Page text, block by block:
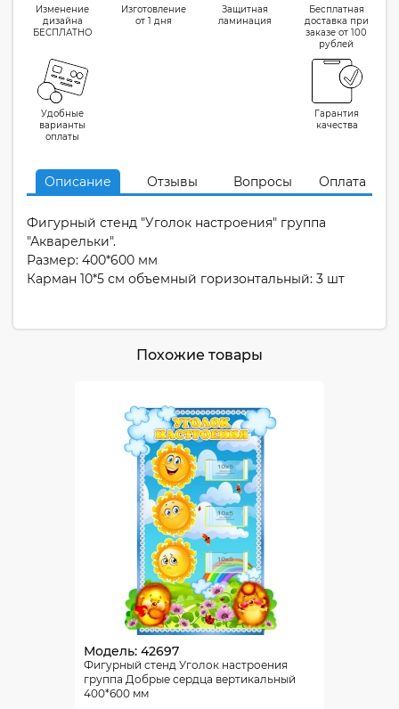
Изменение
дизайна
БЕСПЛАТНО
Изготовление
от 1 дня
Защитная
ламинация
Бесплатная
доставка при
заказе от 100
рублей
Удобные
варианты
оплаты
Гарантия
качества
Описание Отзывы Вопросы Оплата
Фигурный стенд "Уголок настроения" группа
"Акварельки".
Размер: 400*600 мм
Карман 10*5 см объемный горизонтальный: 3 шт
Похожие товары
Модель: 42697
Фигурный стенд Уголок настроения
группа Добрые сердца вертикальный
400*600 мм